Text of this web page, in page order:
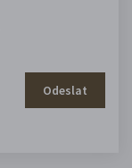
Odeslat